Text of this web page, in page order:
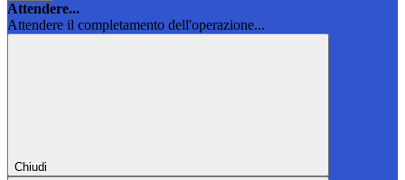
Attendere...
Attendere il completamento dell'operazione...
Chiudi